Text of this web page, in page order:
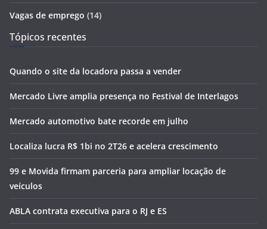
Vagas de emprego (14)
Tópicos recentes
Quando o site da locadora passa a vender
Mercado Livre amplia presença no Festival de Interlagos
Mercado automotivo bate recorde em julho
Localiza lucra R$ 1bi no 2T26 e acelera crescimento
99 e Movida firmam parceria para ampliar locação de
veículos
ABLA contrata executiva para o RJ e ES